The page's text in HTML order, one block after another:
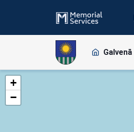
Galvenā
+
−